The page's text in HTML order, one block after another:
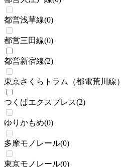
都営浅草線(0)
都営三田線(0)
都営新宿線(2)
東京さくらトラム（都電荒川線）
つくばエクスプレス(2)
ゆりかもめ(0)
多摩モノレール(0)
東京モノレール(0)